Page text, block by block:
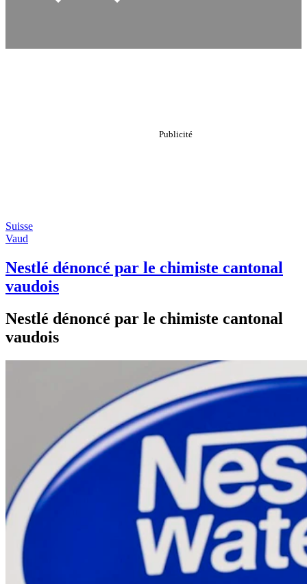
Suisse
Vaud
Nestlé dénoncé par le chimiste cantonal
vaudois
Nestlé dénoncé par le chimiste cantonal
vaudois